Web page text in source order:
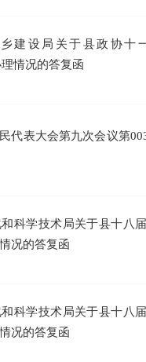
建设局关于县政协十
情况的答复函
代表大会第九次会议第
科学技术局关于县十八
况的答复函
科学技术局关于县十八
况的答复函